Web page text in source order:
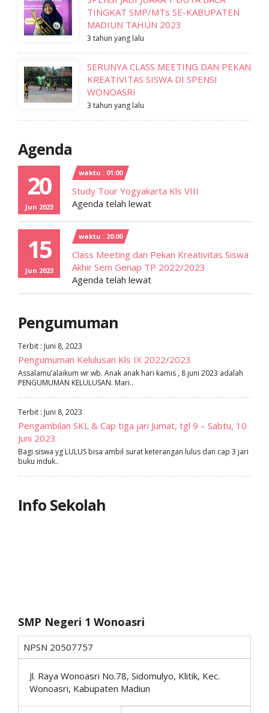
TINGKAT SMP/MTs SE-KABUPATEN
MADIUN TAHUN 2023
3 tahun yang lalu
SERUNYA CLASS MEETING DAN PEKAN
KREATIVITAS SISWA DI SPENSI
WONOASRI
3 tahun yang lalu
Agenda
20
Jun 2023
waktu : 01:00
Study Tour Yogyakarta Kls VIII
Agenda telah lewat
15
Jun 2023
waktu : 20:00
Class Meeting dan Pekan Kreativitas Siswa
Akhir Sem Genap TP 2022/2023
Agenda telah lewat
Pengumuman
Terbit : Juni 8, 2023
Pengumuman Kelulusan Kls IX 2022/2023
Assalamu’alaikum wr wb. Anak anak hari kamis , 8 juni 2023 adalah
PENGUMUMAN KELULUSAN. Mari..
Terbit : Juni 8, 2023
Pengambilan SKL & Cap tiga jari Jumat, tgl 9 – Sabtu, 10
Juni 2023
Bagi siswa yg LULUS bisa ambil surat keterangan lulus dan cap 3 jari
buku induk..
Info Sekolah
SMP Negeri 1 Wonoasri
NPSN 20507757
Jl. Raya Wonoasri No.78, Sidomulyo, Klitik, Kec.
Wonoasri, Kabupaten Madiun